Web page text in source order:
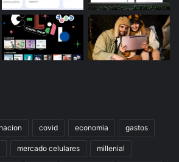
covid economia gastos
mercado celulares millenial